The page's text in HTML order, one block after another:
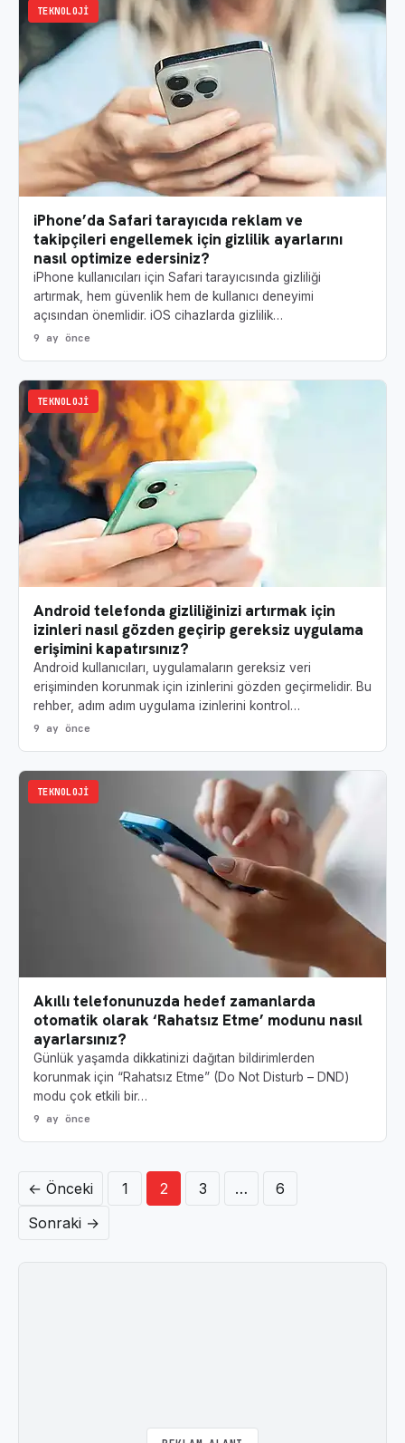
TEKNOLOJI
iPhone’da Safari tarayıcıda reklam ve
takipçileri engellemek için gizlilik ayarlarını
nasıl optimize edersiniz?
iPhone kullanıcıları için Safari tarayıcısında gizliliği
artırmak, hem güvenlik hem de kullanıcı deneyimi
açısından önemlidir. iOS cihazlarda gizlilik…
9 ay önce
TEKNOLOJI
Android telefonda gizliliğinizi artırmak için
izinleri nasıl gözden geçirip gereksiz uygulama
erişimini kapatırsınız?
Android kullanıcıları, uygulamaların gereksiz veri
erişiminden korunmak için izinlerini gözden geçirmelidir. Bu
rehber, adım adım uygulama izinlerini kontrol…
9 ay önce
TEKNOLOJI
Akıllı telefonunuzda hedef zamanlarda
otomatik olarak ‘Rahatsız Etme’ modunu nasıl
ayarlarsınız?
Günlük yaşamda dikkatinizi dağıtan bildirimlerden
korunmak için “Rahatsız Etme” (Do Not Disturb – DND)
modu çok etkili bir…
9 ay önce
Yazı sayfalandırması
← Önceki 1 2 3 …
6
Sonraki →